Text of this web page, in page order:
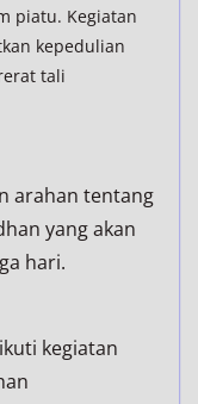
piatu. Kegiatan
kepedulian
tali
arahan tentang
yang akan
hari.
kegiatan